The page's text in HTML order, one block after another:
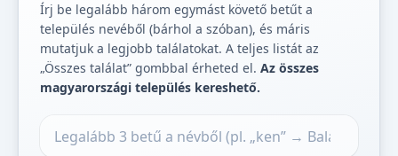
Írj be legalább három egymást követő betűt a
település nevéből (bárhol a szóban), és máris
mutatjuk a legjobb találatokat. A teljes listát az
„Összes találat” gombbal érheted el. Az összes
magyarországi település kereshető.